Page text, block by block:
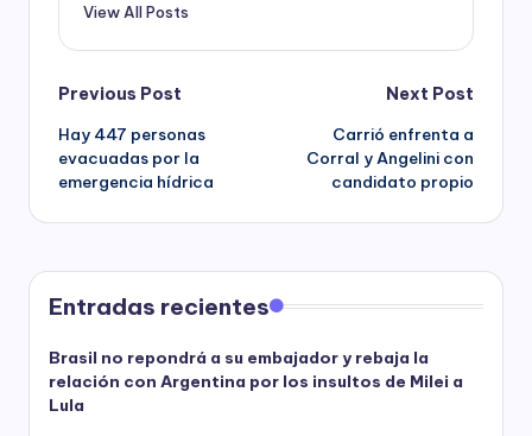
View All Posts
Post
navigation
Previous Post
Hay 447 personas
evacuadas por la
emergencia hídrica
Next Post
Carrió enfrenta a
Corral y Angelini con
candidato propio
Entradas recientes
Brasil no repondrá a su embajador y rebaja la
relación con Argentina por los insultos de Milei a
Lula